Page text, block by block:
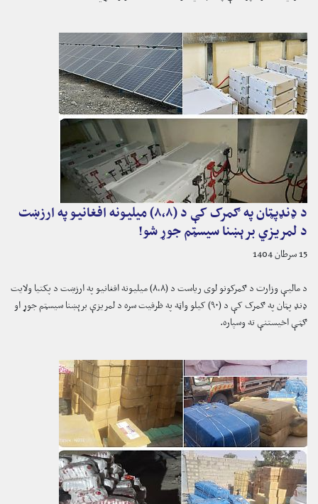
د ډنډپټان په ګمرک کې د (۸،۸) میلیونه افغانیو په ارزښت
د لمریزي برېښنا سیسټم جوړ شو!
15 سرطان 1404
د مالیې وزارت د ګمرکونو لوی ریاست د (۸،۸) میلیونه افغانیو په ارزښت د پکتیا ولایت
ډنډ پټان په ګمرک کې د (۹۰) کیلو واټه په ظرفیت سره د لمریزې برېښنا سیسټم جوړ او
ګټې اخیستنې ته وسپاره.